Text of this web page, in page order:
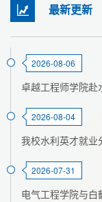
最新更新
2026-08-06
卓越工程师学院赴
2026-08-04
我校水利英才就业
2026-07-31
电气工程学院与